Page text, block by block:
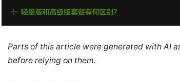
Parts of this article were generated with AI
before relying on them.